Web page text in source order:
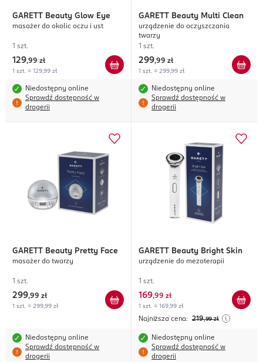
GARETT Beauty Glow Eye
masażer do okolic oczu i ust
1 szt.
129,99 zł
1 szt. = 129,99 zł
Niedostępny online
Sprawdź dostępność w
drogerii
GARETT Beauty Multi Clean
urządzenie do oczyszczania
twarzy
1 szt.
299,99 zł
1 szt. = 299,99 zł
Niedostępny online
Sprawdź dostępność w
drogerii
GARETT Beauty Pretty Face
masażer do twarzy
1 szt.
299,99 zł
1 szt. = 299,99 zł
Niedostępny online
Sprawdź dostępność w
drogerii
GARETT Beauty Bright Skin
urządzenie do mezoterapii
1 szt.
169,99 zł
1 szt. = 169,99 zł
Najniższa cena: 219,99 zł
Niedostępny online
Sprawdź dostępność w
drogerii